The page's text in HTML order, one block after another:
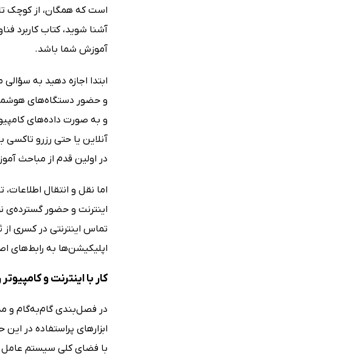
است که همگان، از کوچک تا
آشنا شوید، کتاب کاربرد
آموزش شما باشد.
ابتدا اجازه دهید به
و حضور دستگاه‌های
و به صورت داده‌های
آنلاین یا حتی رزرو تاکسی
در اولین قدم از مباحث
اما نقل و انتقال
اینترنت و حضور گسترده‌ی
تماس اینترنتی در کسری
اپلیکیشن‌ها به رابط‌های
کار با اینترنت و
در فصل‌بندی گام‌به‌گام و
ابزارهای پراستفاده در